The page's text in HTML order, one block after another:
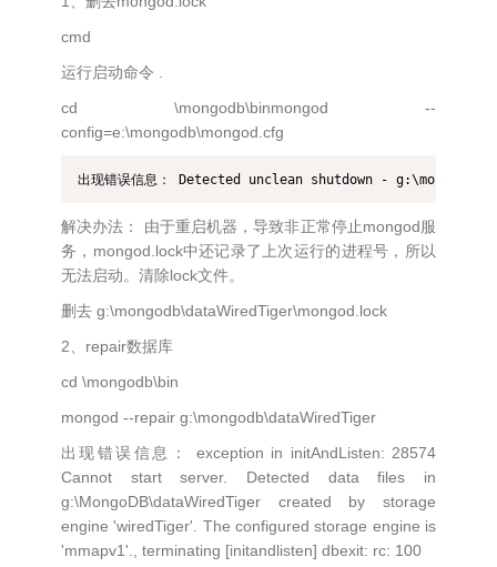
cmd
运行启动命令 .
cd \mongodb\binmongod --
config=e:\mongodb\mongod.cfg
出现错误信息： Detected unclean shutdown -
解决办法： 由于重启机器，导致非正常停止mongod服
务，mongod.lock中还记录了上次运行的进程号，所以
无法启动。清除lock文件。
删去 g:\mongodb\dataWiredTiger\mongod.lock
2、repair数据库
cd \mongodb\bin
mongod --repair g:\mongodb\dataWiredTiger
出现错误信息： exception in initAndListen: 28574
Cannot start server. Detected data files in
g:\MongoDB\dataWiredTiger created by storage
engine 'wiredTiger'. The configured storage engine is
'mmapv1'., terminating [initandlisten] dbexit: rc: 100